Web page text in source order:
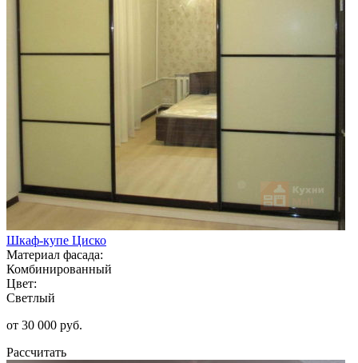
Шкаф-купе Циско
Материал фасада:
Комбинированный
Цвет:
Светлый
от 30 000 руб.
Рассчитать